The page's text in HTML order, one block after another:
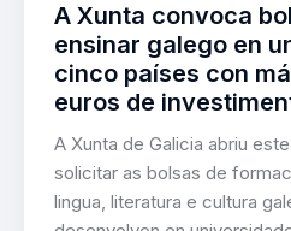
A Xunta convoca
ensinar galego en
cinco países con
euros de
A Xunta de Galicia abriu
solicitar as bolsas de
lingua, literatura e cultura